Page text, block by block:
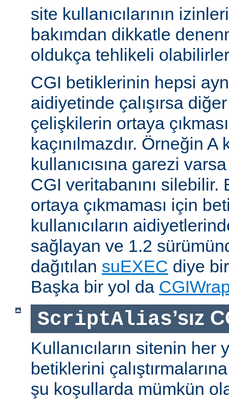
site kullanıcılarının
bakımdan dikkatle
oldukça tehlikeli
CGI betiklerinin hepsi
aidiyetinde çalışırsa
çelişkilerin ortaya
kaçınılmazdır. Örneğin A
kullanıcısına garezi
CGI veritabanını silebilir.
ortaya çıkmaması için
kullanıcıların
sağlayan ve 1.2
dağıtılan suEXEC diye
Başka bir yol da
ScriptAlias’sız
Kullanıcıların sitenin her
betiklerini
şu koşullarda mümkün